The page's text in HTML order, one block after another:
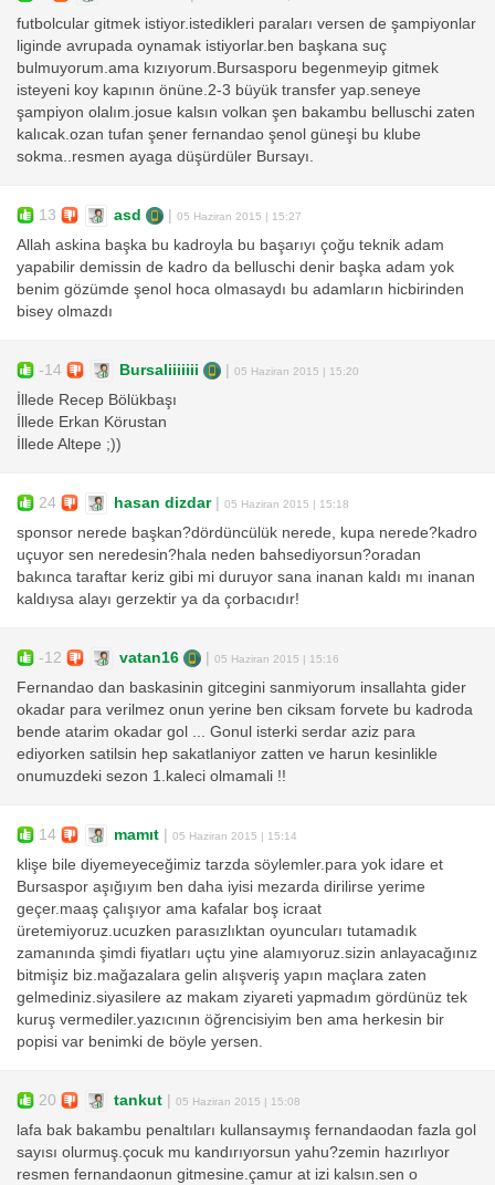
futbolcular gitmek istiyor.istedikleri paraları versen de şampiyonlar
liginde avrupada oynamak istiyorlar.ben başkana suç
bulmuyorum.ama kızıyorum.Bursasporu begenmeyip gitmek
isteyeni koy kapının önüne.2-3 büyük transfer yap.seneye
şampiyon olalım.josue kalsın volkan şen bakambu belluschi zaten
kalıcak.ozan tufan şener fernandao şenol güneşi bu klube
sokma..resmen ayaga düşürdüler Bursayı.
13 asd 05 Haziran 2015 | 15:27
Allah askina başka bu kadroyla bu başarıyı çoğu teknik adam
yapabilir demissin de kadro da belluschi denir başka adam yok
benim gözümde şenol hoca olmasaydı bu adamların hicbirinden
bisey olmazdı
-14 Bursaliiiiiii 05 Haziran 2015 | 15:20
İllede Recep Bölükbaşı
İllede Erkan Körustan
İllede Altepe ;))
24 hasan dizdar| 05 Haziran 2015 | 15:18
sponsor nerede başkan?dördüncülük nerede, kupa nerede?kadro
uçuyor sen neredesin?hala neden bahsediyorsun?oradan
bakınca taraftar keriz gibi mi duruyor sana inanan kaldı mı inanan
kaldıysa alayı gerzektir ya da çorbacıdır!
-12 vatan16 05 Haziran 2015 | 15:16
Fernandao dan baskasinin gitcegini sanmiyorum insallahta gider
okadar para verilmez onun yerine ben ciksam forvete bu kadroda
bende atarim okadar gol ... Gonul isterki serdar aziz para
ediyorken satilsin hep sakatlaniyor zatten ve harun kesinlikle
onumuzdeki sezon 1.kaleci olmamali !!
14 mamıt 05 Haziran 2015 | 15:14
klişe bile diyemeyeceğimiz tarzda söylemler.para yok idare et
Bursaspor aşığıyım ben daha iyisi mezarda dirilirse yerime
geçer.maaş çalışıyor ama kafalar boş icraat
üretemiyoruz.ucuzken parasızlıktan oyuncuları tutamadık
zamanında şimdi fiyatları uçtu yine alamıyoruz.sizin anlayacağınız
bitmişiz biz.mağazalara gelin alışveriş yapın maçlara zaten
gelmediniz.siyasilere az makam ziyareti yapmadım gördünüz tek
kuruş vermediler.yazıcının öğrencisiyim ben ama herkesin bir
popisi var benimki de böyle yersen.
20 tankut 05 Haziran 2015 | 15:08
lafa bak bakambu penaltıları kullansaymış fernandaodan fazla gol
sayısı olurmuş.çocuk mu kandırıyorsun yahu?zemin hazırlıyor
resmen fernandaonun gitmesine.çamur at izi kalsın.sen o